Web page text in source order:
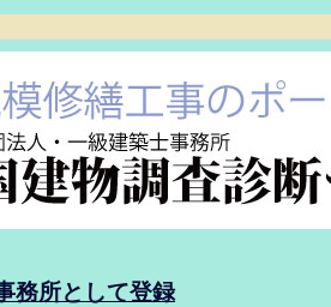
務所として登録